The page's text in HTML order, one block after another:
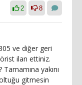
2 8
ve diğer geri
ilan ettiniz.
yakını
gitmesin